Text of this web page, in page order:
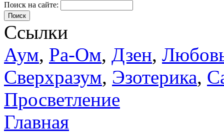
Поиск на сайте:
Поиск
Ссылки
Аум, Ра-Ом, Дзен,
Сверхразум, Эзотерика,
Просветление
Главная